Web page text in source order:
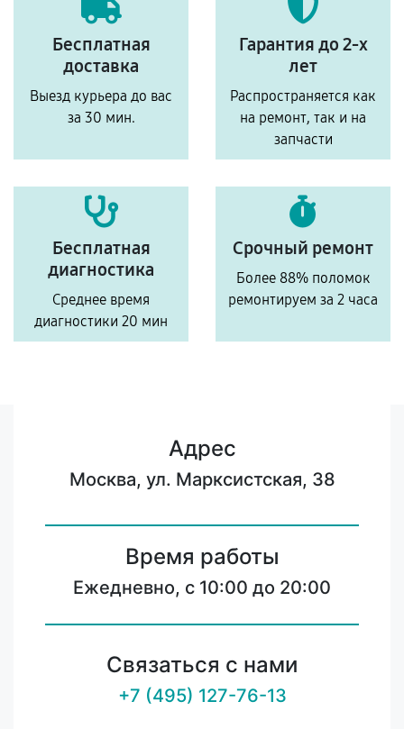
Бесплатная
доставка
Выезд курьера до вас
за 30 мин.
Гарантия до 2-х
лет
Распространяется как
на ремонт, так и на
запчасти
Бесплатная
диагностика
Среднее время
диагностики 20 мин
Срочный ремонт
Более 88% поломок
ремонтируем за 2 часа
Адрес
Москва, ул. Марксистская, 38
Время работы
Ежедневно, с 10:00 до 20:00
Связаться с нами
+7 (495) 127-76-13